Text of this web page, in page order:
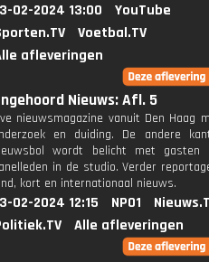
02-2024 13:00
YouTube
Voetbal.TV
afleveringen
Nieuws: Afl. 5
nieuwsmagazine vanuit Den Haag
en duiding. De andere
wordt belicht met gasten
in de studio. Verder
kort en internationaal nieuws.
02-2024 12:15 NPO1
Alle afleveringen